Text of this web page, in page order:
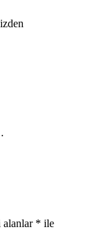
alanlar * ile